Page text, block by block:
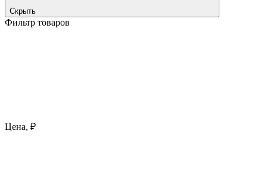
Скрыть
Фильтр товаров
Цена, ₽